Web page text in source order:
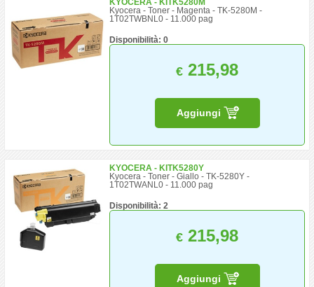
KYOCERA - KITK5280M
Kyocera - Toner - Magenta - TK-5280M -
1T02TWBNL0 - 11.000 pag
Disponibilità: 0
€ 215,98
Aggiungi
KYOCERA - KITK5280Y
Kyocera - Toner - Giallo - TK-5280Y -
1T02TWANL0 - 11.000 pag
Disponibilità: 2
€ 215,98
Aggiungi